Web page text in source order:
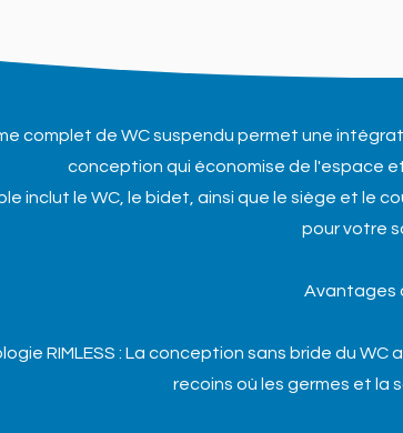
complet de WC suspendu permet une
conception qui économise de l'espace
inclut le WC, le bidet, ainsi que le siège et le
pour votre
Avantages
RIMLESS : La conception sans bride du
recoins où les germes et la